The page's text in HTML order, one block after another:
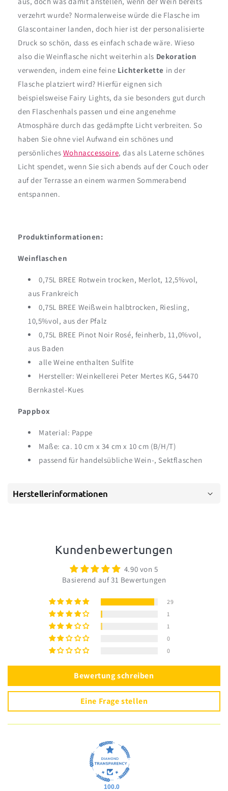
verzehrt wurde? Normalerweise würde die Flasche im
Glascontainer landen, doch hier ist der personalisierte
Druck so schön, dass es einfach schade wäre. Wieso
also die Weinflasche nicht weiterhin als Dekoration
verwenden, indem eine feine Lichterkette in der
Flasche platziert wird? Hierfür eignen sich
beispielsweise Fairy Lights, da sie besonders gut durch
den Flaschenhals passen und eine angenehme
Atmosphäre durch das gedämpfte Licht verbreiten. So
haben Sie ohne viel Aufwand ein schönes und
persönliches Wohnaccessoire, das als Laterne schönes
Licht spendet, wenn Sie sich abends auf der Couch oder
auf der Terrasse an einem warmen Sommerabend
entspannen.
Produktinformationen:
Weinflaschen
0,75L BREE Rotwein trocken, Merlot, 12,5%vol,
aus Frankreich
0,75L BREE Weißwein halbtrocken, Riesling,
10,5%vol, aus der Pfalz
0,75L BREE Pinot Noir Rosé, feinherb, 11,0%vol,
aus Baden
alle Weine enthalten Sulfite
Hersteller: Weinkellerei Peter Mertes KG, 54470
Bernkastel-Kues
Pappbox
Material: Pappe
Maße: ca. 10 cm x 34 cm x 10 cm (B/H/T)
passend für handelsübliche Wein-, Sektflaschen
Herstellerinformationen
Kundenbewertungen
4.90 von 5
Basierend auf 31 Bewertungen
29
1
1
0
0
Bewertung schreiben
Eine Frage stellen
100.0